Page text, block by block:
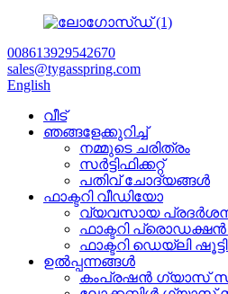
008613929542670
sales@tygasspring.com
English
വീട്
ഞങ്ങളേക്കുറിച്ച്
നമ്മുടെ ചരിത്രം
സർട്ടിഫിക്കറ്റ്
പതിവ് ചോദ്യങ്ങൾ
ഫാക്ടറി വീഡിയോ
വ്യവസായ
ഫാക്ടറി
ഫാക്ടറി ഡെയ്‌ലി
ഉൽപ്പന്നങ്ങൾ
കംപ്രഷൻ ഗ്യാസ്